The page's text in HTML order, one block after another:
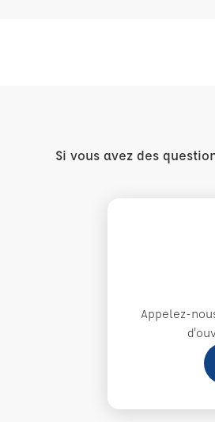
Si vous avez des
Appelez-